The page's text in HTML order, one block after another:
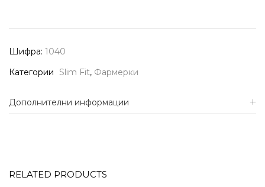
Шифра: 1040
Категории
Slim Fit, Фармерки
Дополнителни информации
RELATED PRODUCTS